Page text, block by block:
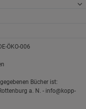
ÖKO-006
Bücher ist:
a. N. - info@kopp-
Impressum